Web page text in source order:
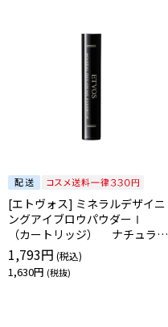
[エトヴォス] ミネラルデザイニ
ングアイブロウパウダーⅠ
（カートリッジ） ナチュラル
ブラウン [4580682137707]
1,793円
1,630円